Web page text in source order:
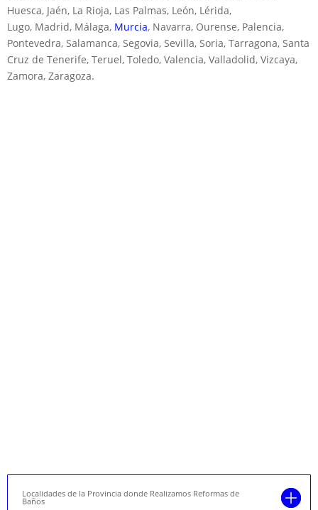
Huesca, Jaén, La Rioja, Las Palmas, León, Lérida,
Lugo, Madrid, Málaga, Murcia, Navarra, Ourense, Palencia,
Pontevedra, Salamanca, Segovia, Sevilla, Soria, Tarragona, Santa
Cruz de Tenerife, Teruel, Toledo, Valencia, Valladolid, Vizcaya,
Zamora, Zaragoza.
Localidades de la Provincia donde Realizamos Reformas de
Baños